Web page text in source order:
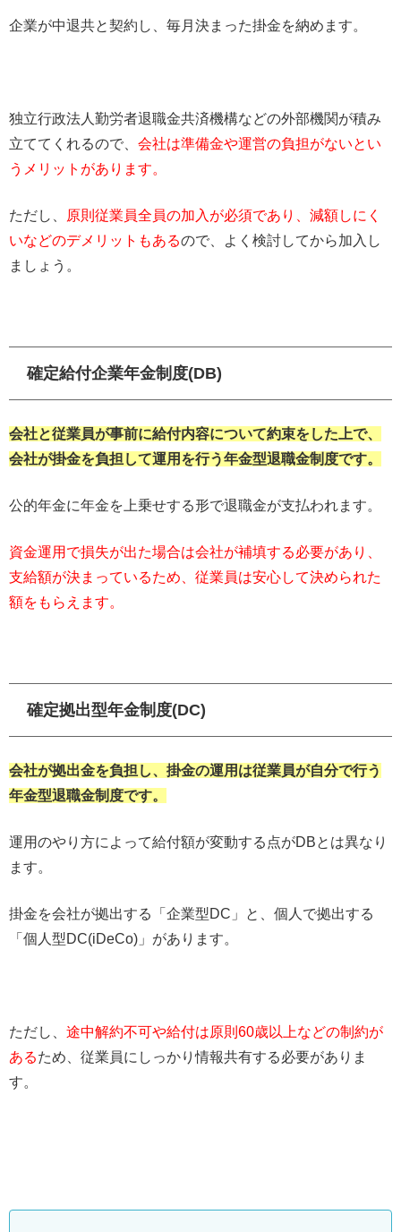
企業が中退共と契約し、毎月決まった掛金を納めます。
独立行政法人勤労者退職金共済機構などの外部機関が積み
立ててくれるので、 会社は準備金や運営の負担がないとい
うメリットがあります。
ただし、
原則従業員全員の加入が必須であり、減額しにく
いなどのデメリットもあるので、よく検討してから加入し
ましょう。
確定給付企業年金制度(DB)
会社と従業員が事前に給付内容について約束をした上で、
会社が掛金を負担して運用を行う年金型退職金制度です。
公的年金に年金を上乗せする形で退職金が支払われます。
資金運用で損失が出た場合は会社が補填する必要があり、
支給額が決まっているため、従業員は安心して決められた
額をもらえます。
確定拠出型年金制度(DC)
会社が拠出金を負担し、掛金の運用は従業員が自分で行う
年金型退職金制度です。
運用のやり方によって給付額が変動する点がDBとは異なり
ます。
掛金を会社が拠出する「企業型DC」と、個人で拠出する
「個人型DC(iDeCo)」があります。
ただし、 途中解約不可や給付は原則60歳以上などの制約が
あるため、従業員にしっかり情報共有する必要がありま
す。